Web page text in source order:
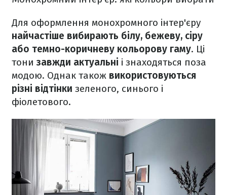
Для оформлення монохромного інтер'єру
найчастіше вибирають білу, бежеву, сіру
або темно-коричневу кольорову гаму. Ці
тони завжди актуальні і знаходяться поза
модою. Однак також використовуються
різні відтінки зеленого, синього і
фіолетового.